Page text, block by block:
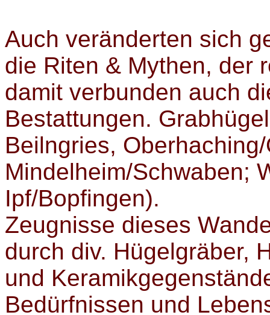
Auch veränderten sich
die Riten & Mythen, der
damit verbunden auch
Bestattungen.
Beilngries,
Mindelheim/Schwaben;
Ipf/Bopfingen).
Zeugnisse dieses
durch div. Hügelgräber,
und
Bedürfnissen und